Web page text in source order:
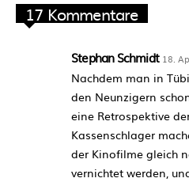
17 Kommentare
Stephan Schmidt 18.
Nachdem man in
den Neunzigern
eine Retrospektive
Kassenschlager
der Kinofilme gleich
vernichtet werden,